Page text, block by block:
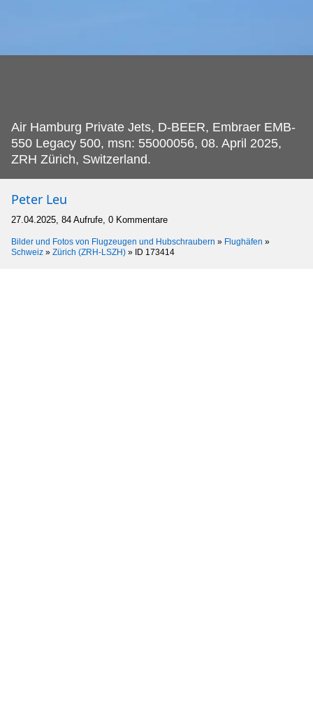
Air Hamburg Private Jets, D-BEER, Embraer EMB-
550 Legacy 500, msn: 55000056, 08. April 2025,
ZRH Zürich, Switzerland.
Peter Leu
27.04.2025, 84 Aufrufe, 0 Kommentare
Bilder und Fotos von Flugzeugen und Hubschraubern » Flughäfen »
Schweiz » Zürich (ZRH-LSZH) » ID 173414